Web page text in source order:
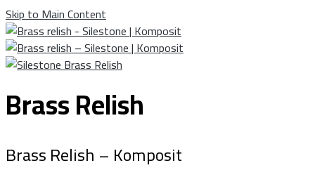
Skip to Main Content
Brass Relish
Brass Relish – Komposit